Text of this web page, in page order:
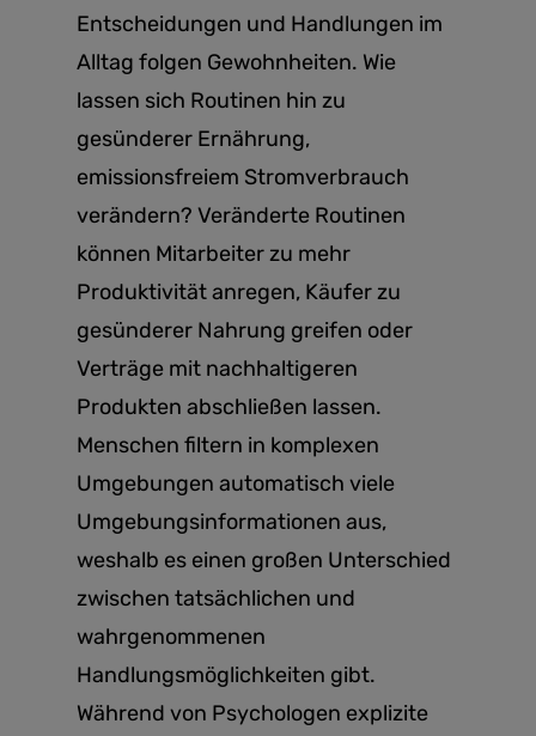
Entscheidungen und Handlungen im
Alltag folgen Gewohnheiten. Wie
lassen sich Routinen hin zu
gesünderer Ernährung,
emissionsfreiem Stromverbrauch
verändern? Veränderte Routinen
können Mitarbeiter zu mehr
Produktivität anregen, Käufer zu
gesünderer Nahrung greifen oder
Verträge mit nachhaltigeren
Produkten abschließen lassen.
Menschen filtern in komplexen
Umgebungen automatisch viele
Umgebungsinformationen aus,
weshalb es einen großen Unterschied
zwischen tatsächlichen und
wahrgenommenen
Handlungsmöglichkeiten gibt.
Während von Psychologen explizite